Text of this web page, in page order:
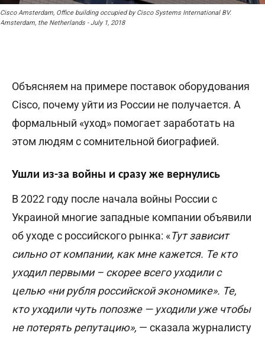
Cisco Amsterdam, Office building occupied by Cisco Systems International BV.
Amsterdam, the Netherlands - July 1, 2018
Объясняем на примере поставок оборудования
Cisco, почему уйти из России не получается. А
формальный «уход» помогает заработать на
этом людям с сомнительной биографией.
Ушли из-за войны и сразу же вернулись
В 2022 году после начала войны России с
Украиной многие западные компании объявили
об уходе с российского рынка: «Тут зависит
сильно от компании, как мне кажется. Те кто
уходил первыми – скорее всего уходили с
целью «ни рубля российской экономике». Те,
кто уходили чуть попозже — уходили уже чтобы
не потерять репутацию», — сказала журналисту